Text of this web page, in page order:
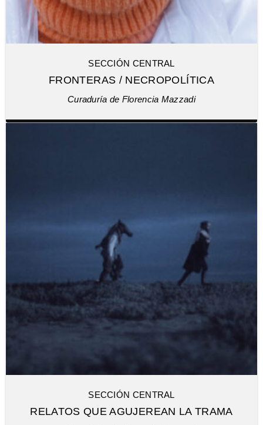
SECCIÓN CENTRAL
FRONTERAS / NECROPOLÍTICA
Curaduría de Florencia Mazzadi
SECCIÓN CENTRAL
RELATOS QUE AGUJEREAN LA TRAMA